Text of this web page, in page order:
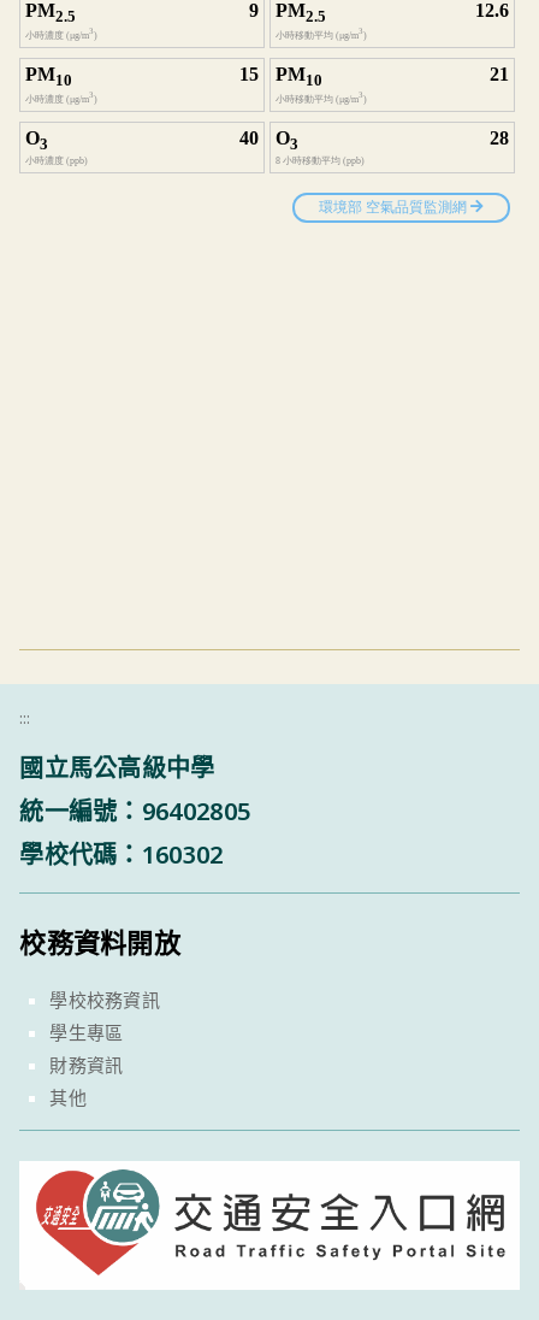
:::
國立馬公高級中學
統一編號：96402805
學校代碼：160302
校務資料開放
學校校務資訊
學生專區
財務資訊
其他